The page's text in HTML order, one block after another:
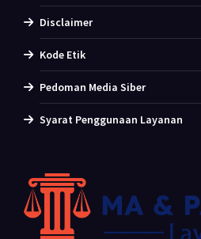
Disclaimer
Kode Etik
Pedoman Media Siber
Syarat Penggunaan Layanan